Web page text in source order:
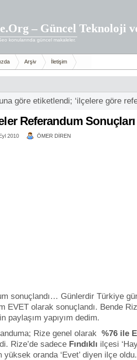
– Güncel Teknoloji
konularında güncel makaleler.
Arşiv İletişim
göre etiketlendi; ‘ilçelere göre
Referandum Sonuçları
2010 ÖMER DİREN
sonuçlandı… Günlerdir Türkiye
EVET olarak sonuçlandı. Bende
paylaşım yapıyım dedim.
Rize genel olarak %76 ile
Rize’de sadece Fındıklı ilçesi
yüksek oranda ‘Evet’ diyen ilçe